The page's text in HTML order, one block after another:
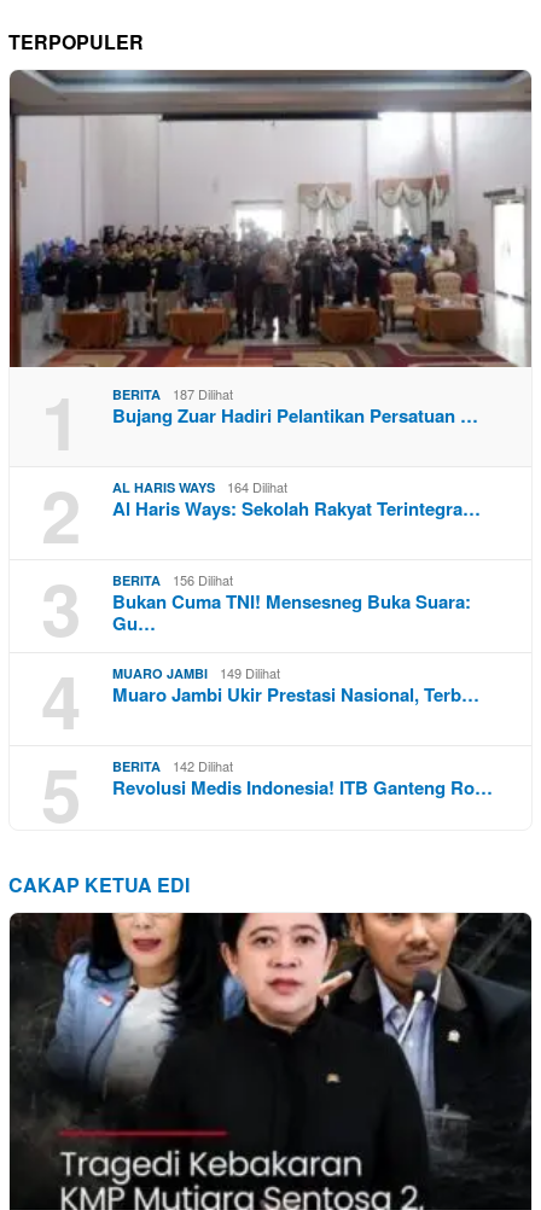
TERPOPULER
1 BERITA 187 Dilihat
Bujang Zuar Hadiri Pelantikan Persatuan …
2 AL HARIS WAYS 164 Dilihat
Al Haris Ways: Sekolah Rakyat Terintegra…
3 BERITA 156 Dilihat
Bukan Cuma TNI! Mensesneg Buka Suara:
Gu…
4 MUARO JAMBI 149 Dilihat
Muaro Jambi Ukir Prestasi Nasional, Terb…
5 BERITA 142 Dilihat
Revolusi Medis Indonesia! ITB Ganteng Ro…
CAKAP KETUA EDI